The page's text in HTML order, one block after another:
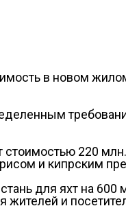
в новом
220
и кипрским
для яхт на
жителей и